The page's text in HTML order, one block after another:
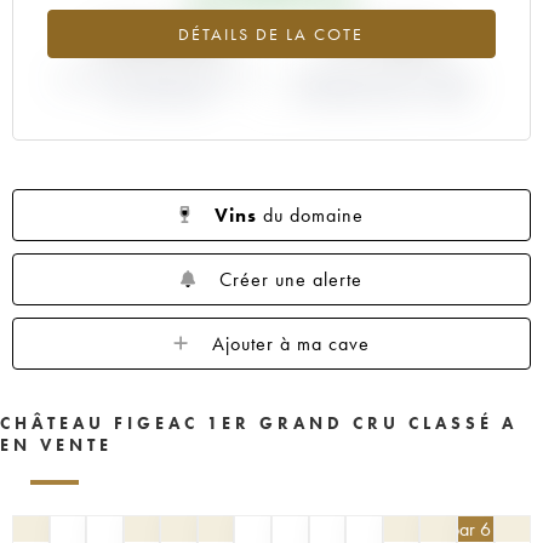
1949 1947 1946
DÉTAILS DE LA COTE
+218.69% +17.02%
Vins du domaine
Créer une alerte
Ajouter à ma cave
CHÂTEAU FIGEAC 1ER GRAND CRU CLASSÉ A
EN VENTE
par 6 | -